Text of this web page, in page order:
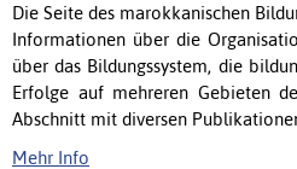
Die Seite des marokkanischen
Informationen über die
über das Bildungssystem, die
Erfolge auf mehreren Gebieten
Abschnitt mit diversen
Mehr Info